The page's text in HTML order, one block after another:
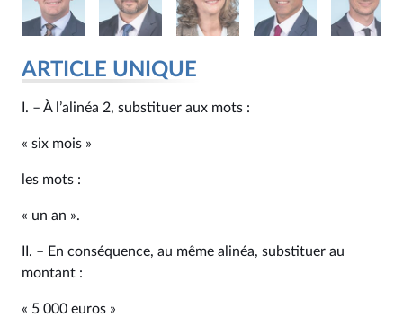
ARTICLE UNIQUE
I. – À l’alinéa 2, substituer aux mots :
« six mois »
les mots :
« un an ».
II. – En conséquence, au même alinéa, substituer au
montant :
« 5 000 euros »